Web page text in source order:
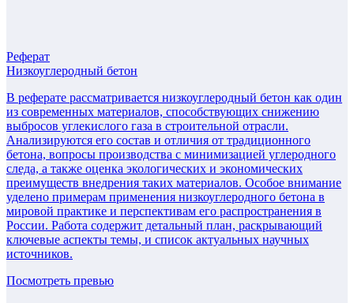
Реферат
Низкоуглеродный бетон
В реферате рассматривается низкоуглеродный бетон как один
из современных материалов, способствующих снижению
выбросов углекислого газа в строительной отрасли.
Анализируются его состав и отличия от традиционного
бетона, вопросы производства с минимизацией углеродного
следа, а также оценка экологических и экономических
преимуществ внедрения таких материалов. Особое внимание
уделено примерам применения низкоуглеродного бетона в
мировой практике и перспективам его распространения в
России. Работа содержит детальный план, раскрывающий
ключевые аспекты темы, и список актуальных научных
источников.
Посмотреть превью